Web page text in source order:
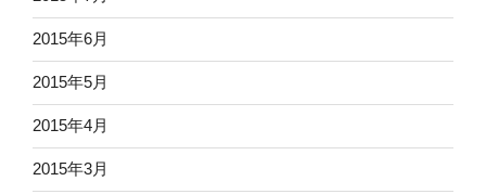
2015年6月
2015年5月
2015年4月
2015年3月